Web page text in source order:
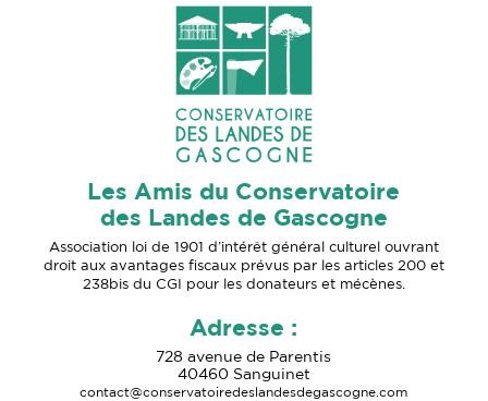
Les Amis du Conservatoire
des Landes de Gascogne
Association loi de 1901 d’intérêt général culturel ouvrant
droit aux avantages fiscaux prévus par les articles 200 et
238bis du CGI pour les donateurs et mécènes.
Adresse :
728 avenue de Parentis
40460 Sanguinet
contact@conservatoiredeslandesdegascogne.com